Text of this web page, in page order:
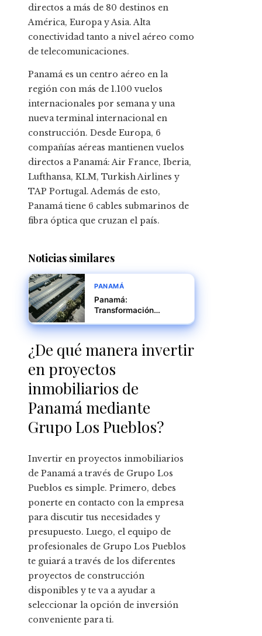
directos a más de 80 destinos en
América, Europa y Asia. Alta
conectividad tanto a nivel aéreo como
de telecomunicaciones.
Panamá es un centro aéreo en la
región con más de 1.100 vuelos
internacionales por semana y una
nueva terminal internacional en
construcción. Desde Europa, 6
compañías aéreas mantienen vuelos
directos a Panamá: Air France, Iberia,
Lufthansa, KLM, Turkish Airlines y
TAP Portugal. Además de esto,
Panamá tiene 6 cables submarinos de
fibra óptica que cruzan el país.
Noticias similares
PANAMÁ
Panamá:
Transformación
Empleos Sostenibles
¿De qué manera invertir
en proyectos
inmobiliarios de
Panamá mediante
Grupo Los Pueblos?
Invertir en proyectos inmobiliarios
de Panamá a través de Grupo Los
Pueblos es simple. Primero, debes
ponerte en contacto con la empresa
para discutir tus necesidades y
presupuesto. Luego, el equipo de
profesionales de Grupo Los Pueblos
te guiará a través de los diferentes
proyectos de construcción
disponibles y te va a ayudar a
seleccionar la opción de inversión
conveniente para ti.